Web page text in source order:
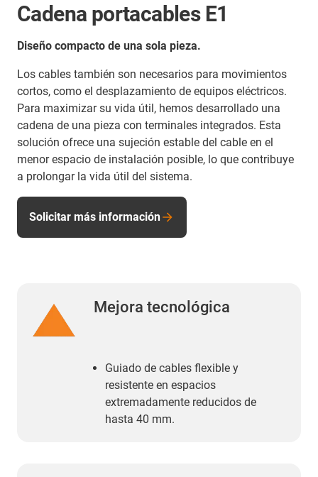
Cadena portacables E1
Diseño compacto de una sola pieza.
Los cables también son necesarios para movimientos
cortos, como el desplazamiento de equipos eléctricos.
Para maximizar su vida útil, hemos desarrollado una
cadena de una pieza con terminales integrados. Esta
solución ofrece una sujeción estable del cable en el
menor espacio de instalación posible, lo que contribuye
a prolongar la vida útil del sistema.
Solicitar más información
Mejora tecnológica
Guiado de cables flexible y
resistente en espacios
extremadamente reducidos de
hasta 40 mm.